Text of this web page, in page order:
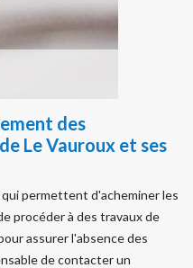
des
Le Vauroux et ses
permettent d'acheminer les
procéder à des travaux de
assurer l'absence des
de contacter un